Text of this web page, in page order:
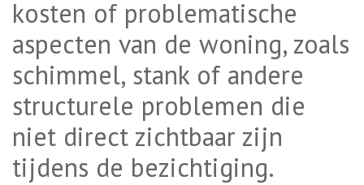
kosten of problematische
aspecten van de woning, zoals
schimmel, stank of andere
structurele problemen die
niet direct zichtbaar zijn
tijdens de bezichtiging.